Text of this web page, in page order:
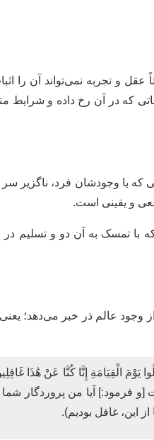
و تجربه نمی‌تواند آن را
که در آن رخ داده و شرایط
که با وجودشان فرد، ناگزیر
و یقینی است.
تمسک به آن دو و تسلیم در
وجود عالم ذر خبر می‌دهد؛
الْقِيَامَةِ إِنَّا كُنَّا عَنْ هَٰذَا
فرمود:] آيا من پروردگار شما
اين، غافل بوديم).